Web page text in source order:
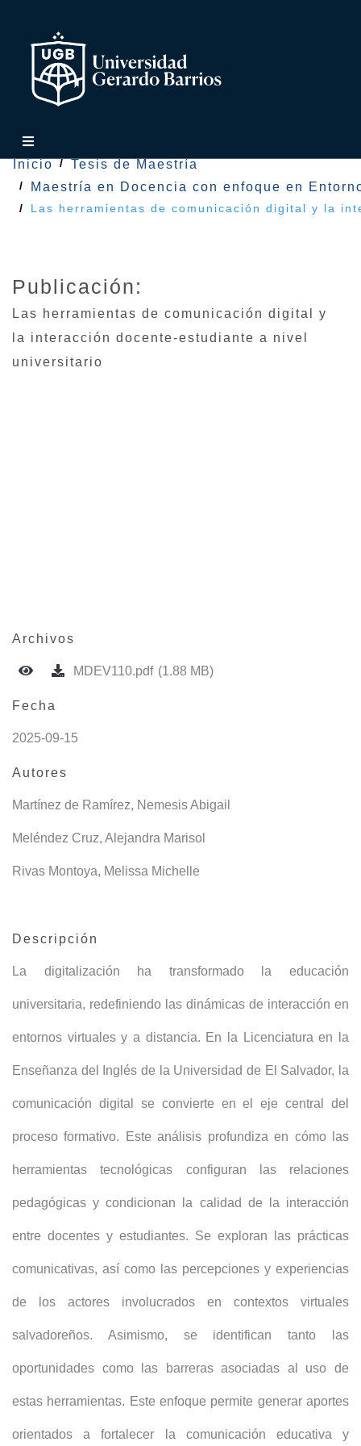
Inicio
Tesis de Maestría
Maestría en Docencia con enfoque en
Las herramientas de comunicación digital y la
Publicación:
Las herramientas de comunicación digital y
la interacción docente-estudiante a nivel
universitario
Archivos
MDEV110.pdf (1.88 MB)
Fecha
2025-09-15
Autores
Martínez de Ramírez, Nemesis Abigail
Meléndez Cruz, Alejandra Marisol
Rivas Montoya, Melissa Michelle
Descripción
La digitalización ha transformado la educación
universitaria, redefiniendo las dinámicas de interacción en
entornos virtuales y a distancia. En la Licenciatura en la
Enseñanza del Inglés de la Universidad de El Salvador, la
comunicación digital se convierte en el eje central del
proceso formativo. Este análisis profundiza en cómo las
herramientas tecnológicas configuran las relaciones
pedagógicas y condicionan la calidad de la interacción
entre docentes y estudiantes. Se exploran las prácticas
comunicativas, así como las percepciones y experiencias
de los actores involucrados en contextos virtuales
salvadoreños. Asimismo, se identifican tanto las
oportunidades como las barreras asociadas al uso de
estas herramientas. Este enfoque permite generar aportes
orientados a fortalecer la comunicación educativa y